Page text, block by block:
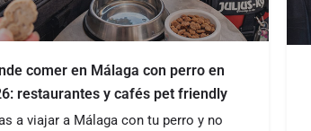
comer en Málaga con perro en
restaurantes y cafés pet friendly
a viajar a Málaga con tu perro y no